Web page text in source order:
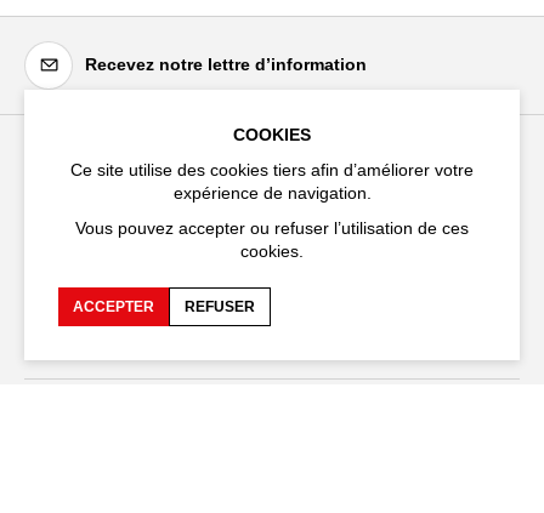
Recevez notre lettre d’information
Festival d'Avignon
20 rue du Portail Boquier,
+33 (0)4 90 27 66 50
COOKIES
Ce site utilise des cookies tiers afin d’améliorer votre
expérience de navigation.
Vous pouvez accepter ou refuser l’utilisation de ces
cookies.
ACCEPTER REFUSER